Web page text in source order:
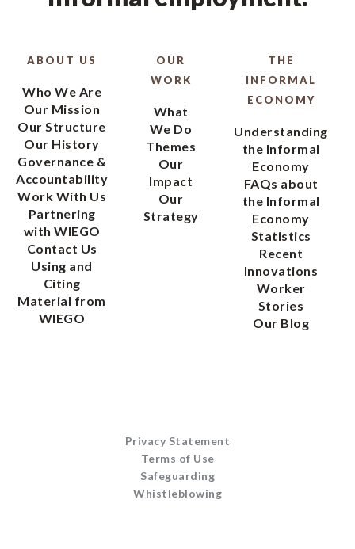
ABOUT US
Who We Are
Our Mission
Our Structure
Our History
Governance &
Accountability
Work With Us
Partnering
with WIEGO
Contact Us
Using and
Citing
Material from
WIEGO
OUR
WORK
What
We Do
Themes
Our
Impact
Our
Strategy
THE
INFORMAL
ECONOMY
Understanding
the Informal
Economy
FAQs about
the Informal
Economy
Statistics
Recent
Innovations
Worker
Stories
Our Blog
Privacy Statement
Terms of Use
Safeguarding
Whistleblowing